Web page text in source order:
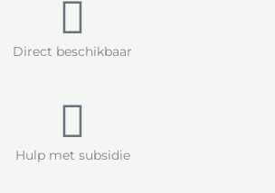
Direct beschikbaar
Hulp met subsidie